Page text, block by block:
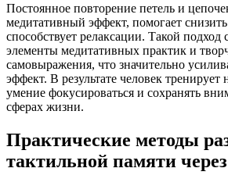
Постоянное повторение петель и
медитативный эффект, помогает снизить
способствует релаксации. Такой подход
элементы медитативных практик и
самовыражения, что значительно
эффект. В результате человек тренирует
умение фокусироваться и сохранять
сферах жизни.
Практические методы
тактильной памяти